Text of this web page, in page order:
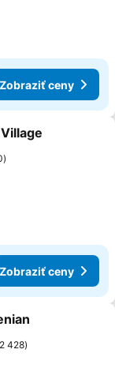
Zobraziť ceny
Zobraziť ceny
2 428